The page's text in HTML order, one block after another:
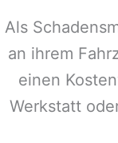
Als
an ihrem
einen
Werkstatt